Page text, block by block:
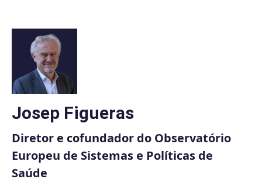
content
Josep Figueras
Diretor e cofundador do Observatório
Europeu de Sistemas e Políticas de
Saúde